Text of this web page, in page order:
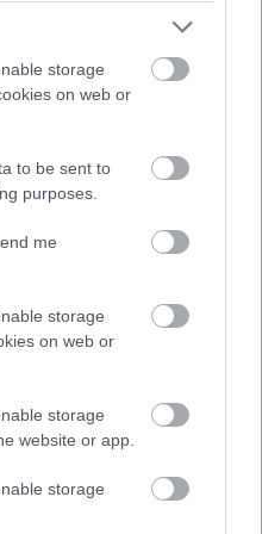
storage
on web or
to be sent to
purposes.
me
storage
on web or
storage
website or app.
storage
(King regénye 1986-ban
éli a korszak
Mike Wheelerjét
kis csipet-csapat tagját
sorozatból ismerős
mutatkozik, miután
rekordot döntött
ötven árnyalata
Az Andrés Muschietti
szeptember 7.-én lebeg